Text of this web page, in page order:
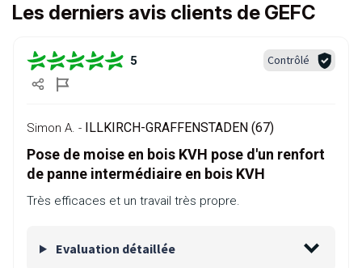
Les derniers avis clients de GEFC
5 Contrôlé
Simon A. - ILLKIRCH-GRAFFENSTADEN (67)
Pose de moise en bois KVH pose d'un renfort
de panne intermédiaire en bois KVH
Très efficaces et un travail très propre.
Evaluation détaillée